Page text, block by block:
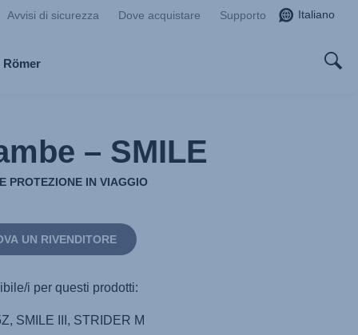
Avvisi di sicurezza Dove acquistare Supporto Italiano
– SMILE
PROTEZIONE IN VIAGGIO
UN RIVENDITORE
i per questi prodotti:
SMILE III, STRIDER M